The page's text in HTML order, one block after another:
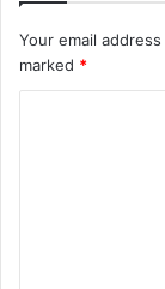
Your email
marked *